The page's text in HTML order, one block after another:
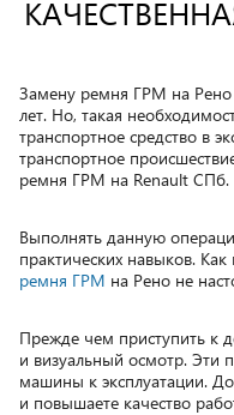
Замену ремня ГРМ на Рено
лет. Но, такая
транспортное средство в
транспортное
ремня ГРМ на Renault СПб.
Выполнять данную
практических навыков.
ремня ГРМ на Рено не
Прежде чем приступить к
и визуальный осмотр. Эти
машины к эксплуатации.
и повышаете качество